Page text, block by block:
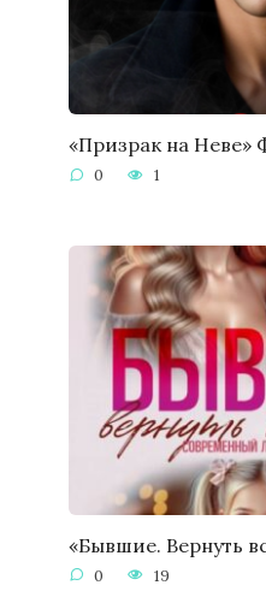
«Призрак на Неве»
0 1
«Бывшие. Вернуть
0 19